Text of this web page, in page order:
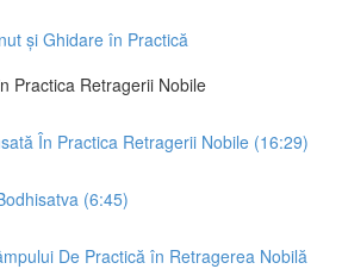
și Ghidare în Practică
Practica Retragerii Nobile
În Practica Retragerii Nobile (16:29)
(6:45)
De Practică în Retragerea Nobilă